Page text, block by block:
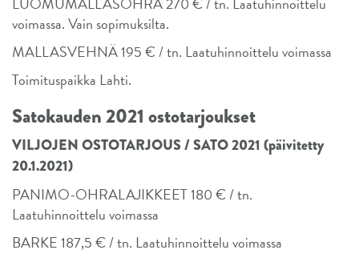
voimassa. Vain sopimuksilta.
MALLASVEHNÄ 195 € / tn. Laatuhinnoittelu voimassa
Toimituspaikka Lahti.
Satokauden 2021 ostotarjoukset
VILJOJEN OSTOTARJOUS / SATO 2021 (päivitetty
20.1.2021)
PANIMO-OHRALAJIKKEET 180 € / tn.
Laatuhinnoittelu voimassa
BARKE 187,5 € / tn. Laatuhinnoittelu voimassa